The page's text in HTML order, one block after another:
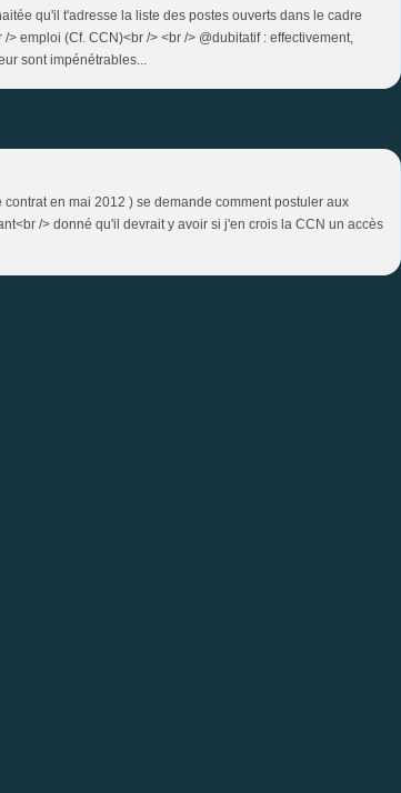
qu'il t'adresse la liste des postes ouverts dans le cadre
emploi (Cf. CCN)<br /> <br /> @dubitatif : effectivement,
sont impénétrables...
en mai 2012 ) se demande comment postuler aux
/> donné qu'il devrait y avoir si j'en crois la CCN un accès